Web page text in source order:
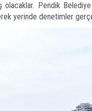
olacaklar. Pendik
yerinde denetimler